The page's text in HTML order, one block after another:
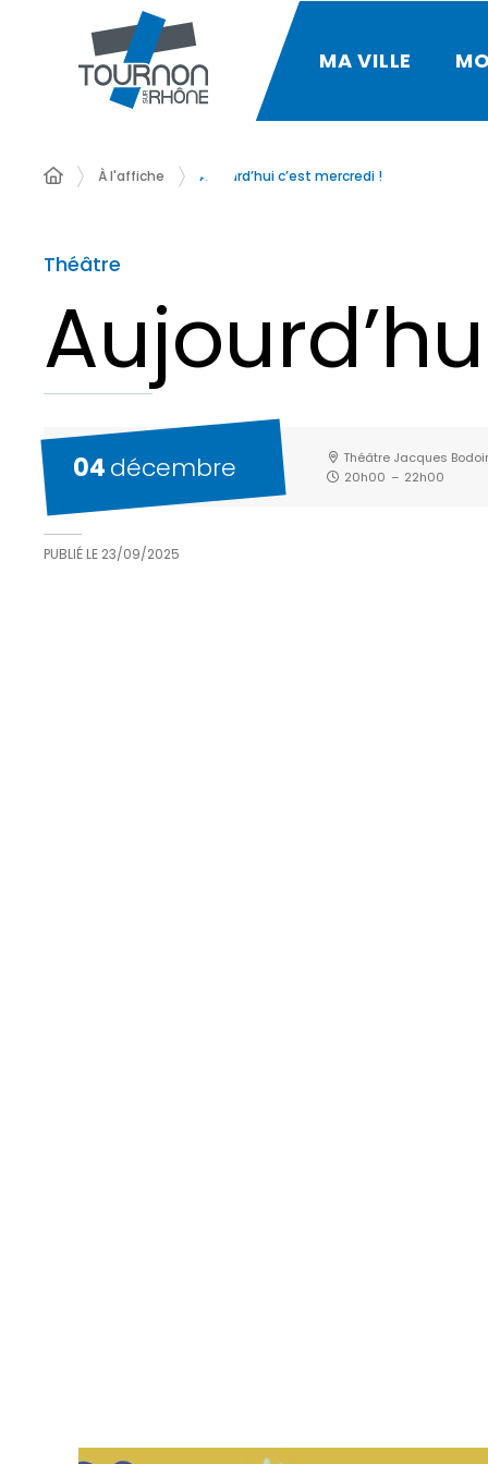
MA VILLE
À l'affiche Aujourd’hui c’est mercredi !
Théâtre
04décembre
Théâtre Jacques
20h00 – 22h00
PUBLIÉ LE 23/09/2025